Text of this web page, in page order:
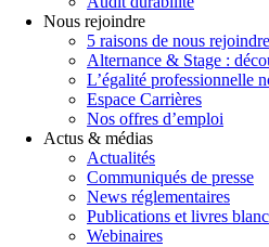
Nous rejoindre
5 raisons de nous rejoindre
Alternance & Stage :
L’égalité professionnelle
Espace Carrières
Nos offres d’emploi
Actus & médias
Actualités
Communiqués de presse
News réglementaires
Publications et livres
Webinaires